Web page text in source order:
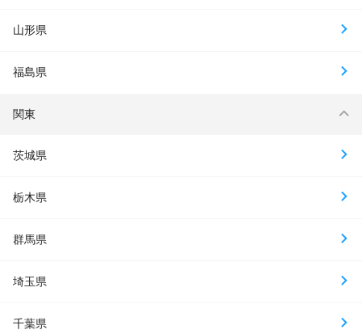
山形県
福島県
関東
茨城県
栃木県
群馬県
埼玉県
千葉県